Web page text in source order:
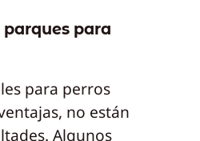
para
para perros
no están
Algunos